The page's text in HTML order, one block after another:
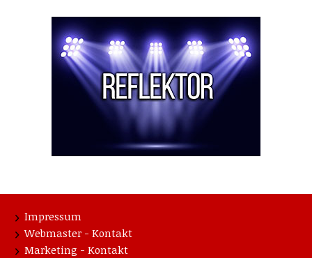
Impressum
Webmaster - Kontakt
Marketing - Kontakt